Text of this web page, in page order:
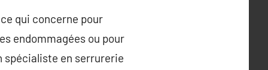
qui concerne pour
endommagées ou pour
spécialiste en serrurerie